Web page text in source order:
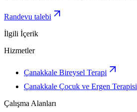
Randevu talebi
İlgili İçerik
Hizmetler
Çanakkale Bireysel Terapi
Çanakkale Çocuk ve Ergen Terapisi
Çalışma Alanları